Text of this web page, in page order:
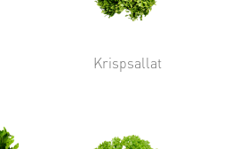
Krispsallat